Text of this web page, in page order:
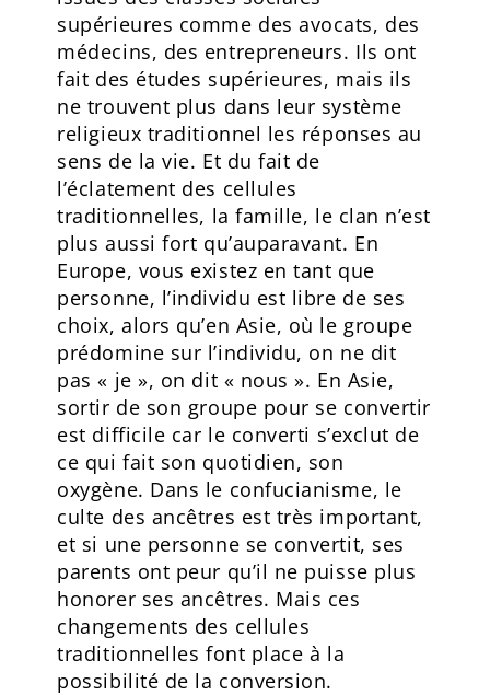
supérieures comme des avocats, des
médecins, des entrepreneurs. Ils ont
fait des études supérieures, mais ils
ne trouvent plus dans leur système
religieux traditionnel les réponses au
sens de la vie. Et du fait de
l’éclatement des cellules
traditionnelles, la famille, le clan n’est
plus aussi fort qu’auparavant. En
Europe, vous existez en tant que
personne, l’individu est libre de ses
choix, alors qu’en Asie, où le groupe
prédomine sur l’individu, on ne dit
pas « je », on dit « nous ». En Asie,
sortir de son groupe pour se convertir
est difficile car le converti s’exclut de
ce qui fait son quotidien, son
oxygène. Dans le confucianisme, le
culte des ancêtres est très important,
et si une personne se convertit, ses
parents ont peur qu’il ne puisse plus
honorer ses ancêtres. Mais ces
changements des cellules
traditionnelles font place à la
possibilité de la conversion.